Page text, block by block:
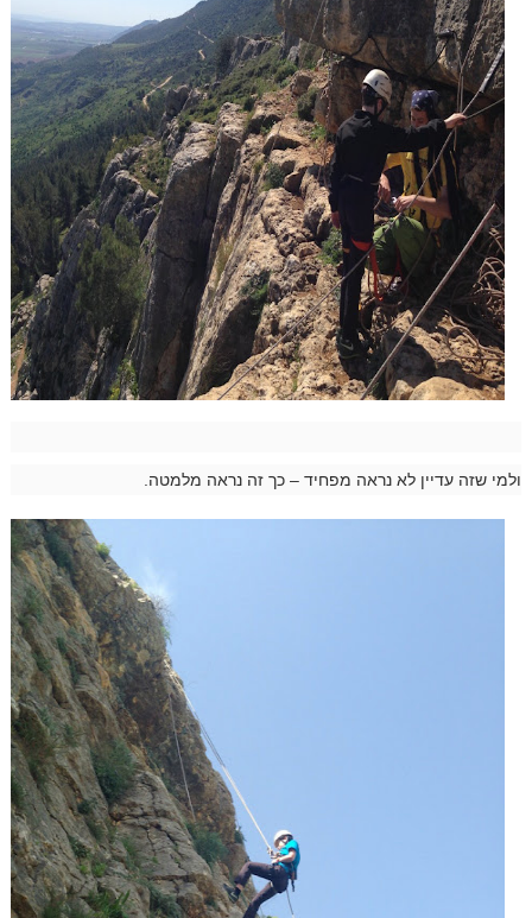
ולמי שזה עדיין לא נראה מפחיד – כך זה נראה מלמטה.